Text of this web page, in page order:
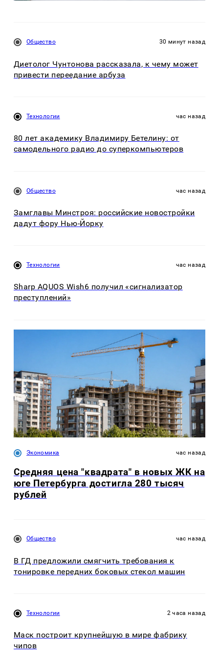
Общество 30 минут назад
Диетолог Чунтонова рассказала, к чему может
привести переедание арбуза
Технологии час назад
80 лет академику Владимиру Бетелину: от
самодельного радио до суперкомпьютеров
Общество час назад
Замглавы Минстроя: российские новостройки
дадут фору Нью-Йорку
Технологии час назад
Sharp AQUOS Wish6 получил «сигнализатор
преступлений»
Экономика час назад
Средняя цена "квадрата" в новых ЖК на
юге Петербурга достигла 280 тысяч
рублей
Общество час назад
В ГД предложили смягчить требования к
тонировке передних боковых стекол машин
Технологии 2 часа назад
Маск построит крупнейшую в мире фабрику
чипов